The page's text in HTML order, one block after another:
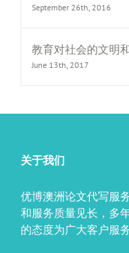
September 26th, 2016
教育对社会的文明
June 13th, 2017
关于我们
优博澳洲论文代写服
和服务质量见长，多
的态度为广大客户服务